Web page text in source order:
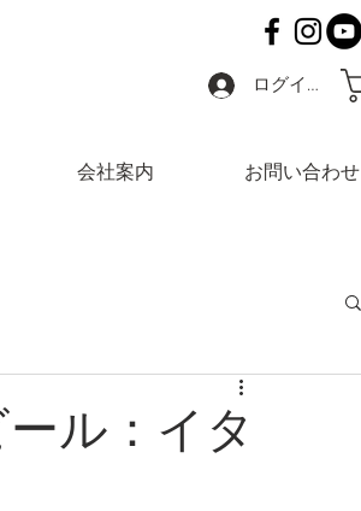
ログイン
会社案内 お問い合わせ
ル：イタ